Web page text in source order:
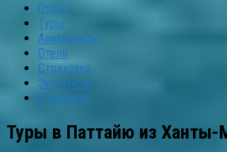
Отдых
Туры
Авиабилеты
Отели
Страховка
Экскурсии
О проекте
Туры в Паттайю из Ханты-